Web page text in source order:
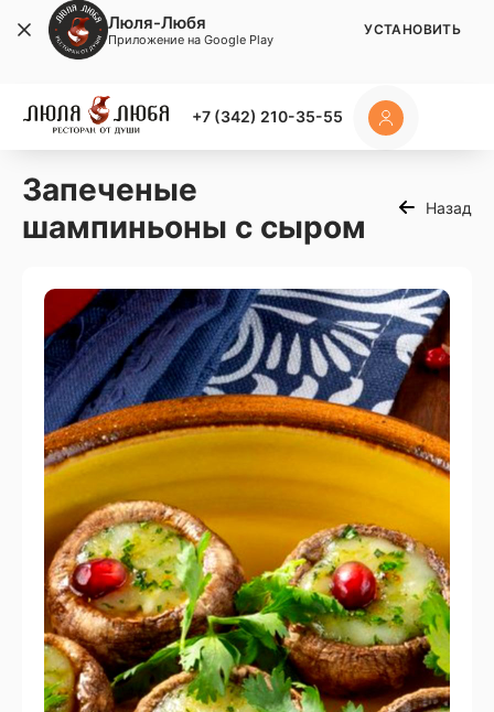
+7 (342) 210-35-55
Запеченые
шампиньоны с сыром
Назад
Люля-Любя
Приложение на Google Play
УСТАНОВИТЬ